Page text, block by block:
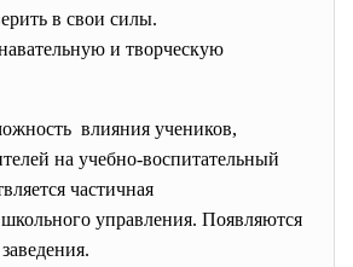
в свои силы.
и творческую
влияния учеников,
на учебно-воспитательный
частичная
управления. Появляются